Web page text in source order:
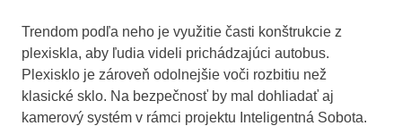
Trendom podľa neho je využitie časti konštrukcie z
plexiskla, aby ľudia videli prichádzajúci autobus.
Plexisklo je zároveň odolnejšie voči rozbitiu než
klasické sklo. Na bezpečnosť by mal dohliadať aj
kamerový systém v rámci projektu Inteligentná Sobota.